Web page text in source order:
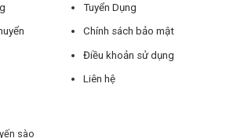
Tuyển Dụng
Chính sách bảo mật
Điều khoản sử dụng
Liên hệ
sào